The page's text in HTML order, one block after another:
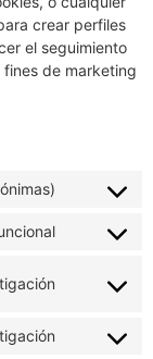
crear perfiles
el seguimiento
de marketing